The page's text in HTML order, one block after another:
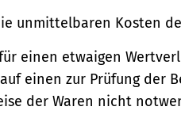
unmittelbaren Kosten
einen etwaigen
einen zur Prüfung der
der Waren nicht